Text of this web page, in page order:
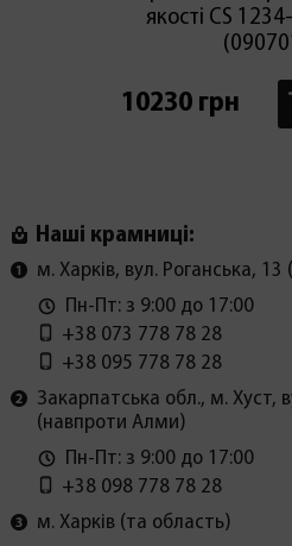
якості CS
10230 грн
Наші крамниці:
м. Харків, вул. Роганська, 13
Пн-Пт: з 9:00 до 17:00
+38 073 778 78 28
+38 095 778 78 28
Закарпатська обл., м. Хуст,
(навпроти Алми)
Пн-Пт: з 9:00 до 17:00
+38 098 778 78 28
м. Харків (та область)